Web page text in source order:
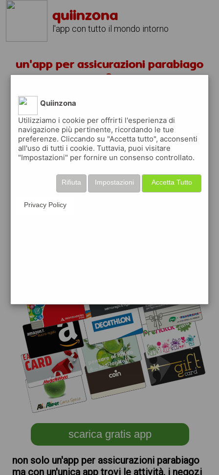
quiinzona
l'app con tutto il mondo intorno
un'app per assicurazioni parabiago
?
scarica gratis app
quiinzona è una app
gratuita
che ti aiuta se cerchi 'un'app per
ogni volta che la usi
raccogli punti da convertire inbuoni sconto
scarica gratis app
non solo un'app per assicurazioni parabiago
ma con un'unica app trovi le attività, i negozi
Quiinzona
Utilizziamo i cookie per offrirti l'esperienza di
navigazione più pertinente, ricordando le tue
preferenze. Cliccando su "Accetta tutto", acconsenti
all'uso di tutti i cookie. Tuttavia, puoi visitare
"Impostazioni" per fornire un consenso controllato.
Accetta Tutto
Impostazioni
Rifiuta
Privacy Policy